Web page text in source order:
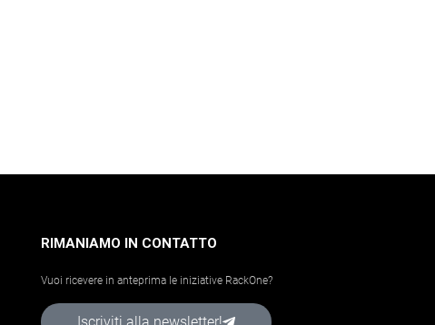
RIMANIAMO IN CONTATTO
Vuoi ricevere in anteprima le iniziative RackOne?